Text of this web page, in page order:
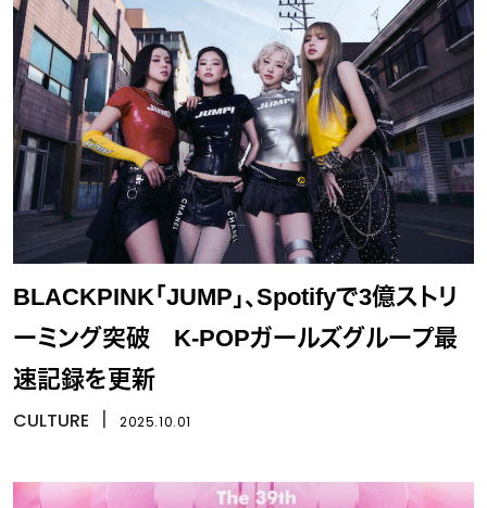
BLACKPINK「JUMP」、Spotifyで3億ストリ
ーミング突破 K-POPガールズグループ最
速記録を更新
CULTURE 2025.10.01